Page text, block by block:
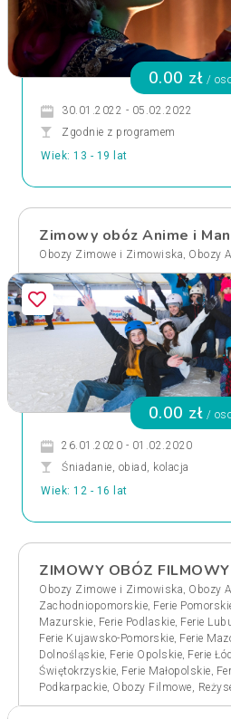
0.00 zł /
30.01.2022 - 05.02.2022
Zgodnie z programem
Wiek: 13 - 19 lat
Zimowy obóz Anime i
Obozy Zimowe i Zimowiska, Obozy
0.00 zł /
26.01.2020 - 01.02.2020
Śniadanie, obiad, kolacja
Wiek: 12 - 16 lat
ZIMOWY OBÓZ
Obozy Zimowe i Zimowiska, Obozy
Zachodniopomorskie, Ferie
Mazurskie, Ferie Podlaskie, Ferie
Ferie Kujawsko-Pomorskie, Ferie
Dolnośląskie, Ferie Opolskie, Ferie
Świętokrzyskie, Ferie Małopolskie,
Podkarpackie, Obozy Filmowe,